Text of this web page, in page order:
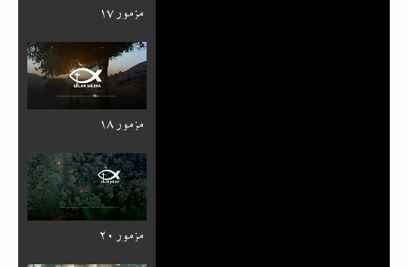
مزمور ۱۷
مزمور ۱۸
مزمور ۲۰